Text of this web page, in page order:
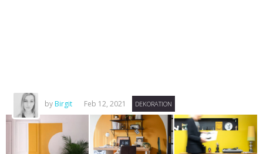
by Birgit Feb 12, 2021 DEKORATION